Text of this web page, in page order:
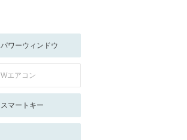
パワーウィンドウ
Wエアコン
スマートキー